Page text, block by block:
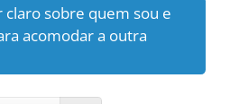
claro sobre quem sou e
acomodar a outra